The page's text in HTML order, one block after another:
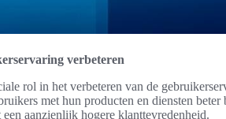
verbeteren
rol in het verbeteren van de
met hun producten en diensten
aanzienlijk hogere klanttevredenheid.